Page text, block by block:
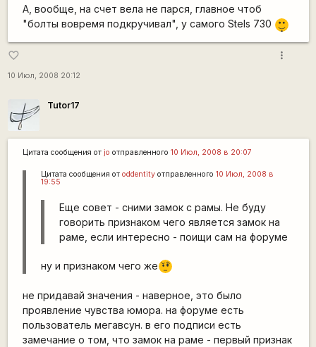
А, вообще, на счет вела не парся, главное чтоб
"болты вовремя подкручивал", у самого Stels 730
|-)
_)
favorite_border
10 Июл, 2008 20:12
more_vert
Tutor17
Цитата сообщения от jo отправленного 10 Июл, 2008 в 20:07
Цитата сообщения от oddentityотправленного 10 Июл, 2008 в
19:55
Еще совет - сними замок с рамы. Не буду
говорить признаком чего является замок на
раме, если интересно - поищи сам на форуме
ну и признаком чего же???
не придавай значения - наверное, это было
проявление чувства юмора. на форуме есть
пользователь мегавсун. в его подписи есть
замечание о том, что замок на раме - первый признак